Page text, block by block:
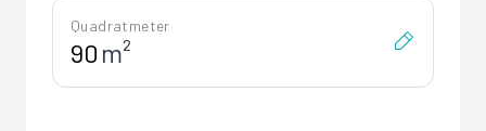
Quadratmeter
m²